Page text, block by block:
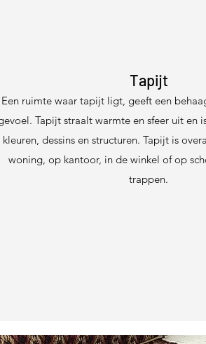
Tapijt
Een ruimte waar tapijt ligt, geeft een
Tapijt straalt warmte en sfeer uit en
kleuren, dessins en structuren. Tapijt is
woning, op kantoor, in de winkel of op
trappen.